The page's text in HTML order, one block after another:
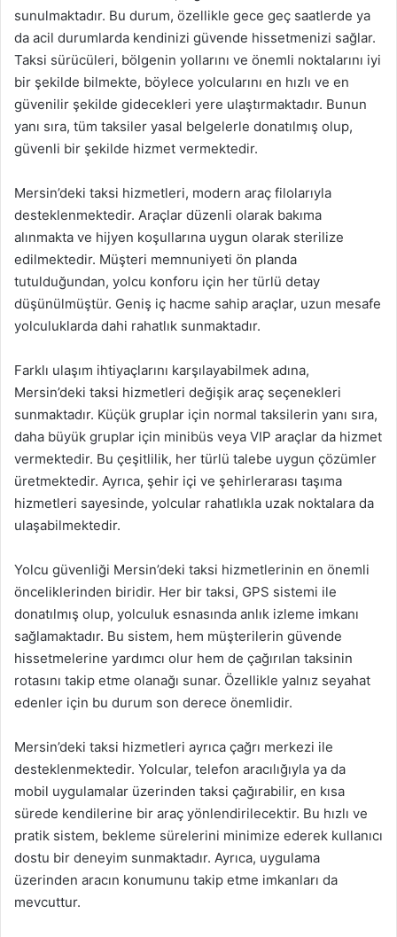
sunulmaktadır. Bu durum, özellikle gece geç saatlerde ya
da acil durumlarda kendinizi güvende hissetmenizi sağlar.
Taksi sürücüleri, bölgenin yollarını ve önemli noktalarını iyi
bir şekilde bilmekte, böylece yolcularını en hızlı ve en
güvenilir şekilde gidecekleri yere ulaştırmaktadır. Bunun
yanı sıra, tüm taksiler yasal belgelerle donatılmış olup,
güvenli bir şekilde hizmet vermektedir.
Mersin’deki taksi hizmetleri, modern araç filolarıyla
desteklenmektedir. Araçlar düzenli olarak bakıma
alınmakta ve hijyen koşullarına uygun olarak sterilize
edilmektedir. Müşteri memnuniyeti ön planda
tutulduğundan, yolcu konforu için her türlü detay
düşünülmüştür. Geniş iç hacme sahip araçlar, uzun mesafe
yolculuklarda dahi rahatlık sunmaktadır.
Farklı ulaşım ihtiyaçlarını karşılayabilmek adına,
Mersin’deki taksi hizmetleri değişik araç seçenekleri
sunmaktadır. Küçük gruplar için normal taksilerin yanı sıra,
daha büyük gruplar için minibüs veya VIP araçlar da hizmet
vermektedir. Bu çeşitlilik, her türlü talebe uygun çözümler
üretmektedir. Ayrıca, şehir içi ve şehirlerarası taşıma
hizmetleri sayesinde, yolcular rahatlıkla uzak noktalara da
ulaşabilmektedir.
Yolcu güvenliği Mersin’deki taksi hizmetlerinin en önemli
önceliklerinden biridir. Her bir taksi, GPS sistemi ile
donatılmış olup, yolculuk esnasında anlık izleme imkanı
sağlamaktadır. Bu sistem, hem müşterilerin güvende
hissetmelerine yardımcı olur hem de çağırılan taksinin
rotasını takip etme olanağı sunar. Özellikle yalnız seyahat
edenler için bu durum son derece önemlidir.
Mersin’deki taksi hizmetleri ayrıca çağrı merkezi ile
desteklenmektedir. Yolcular, telefon aracılığıyla ya da
mobil uygulamalar üzerinden taksi çağırabilir, en kısa
sürede kendilerine bir araç yönlendirilecektir. Bu hızlı ve
pratik sistem, bekleme sürelerini minimize ederek kullanıcı
dostu bir deneyim sunmaktadır. Ayrıca, uygulama
üzerinden aracın konumunu takip etme imkanları da
mevcuttur.